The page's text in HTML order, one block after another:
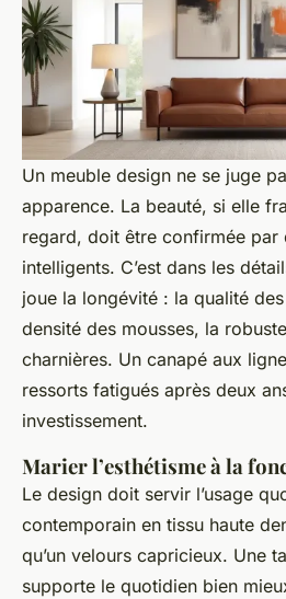
Un meuble design ne se juge
apparence. La beauté, si elle
regard, doit être confirmée par
intelligents. C’est dans les
joue la longévité : la qualité
densité des mousses, la
charnières. Un canapé aux
ressorts fatigués après deux
investissement.
Marier l’esthétisme à la
Le design doit servir l’usage
contemporain en tissu haute
qu’un velours capricieux. Une
supporte le quotidien bien